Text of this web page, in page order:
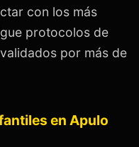
con los más
protocolos de
por más de
en Apulo